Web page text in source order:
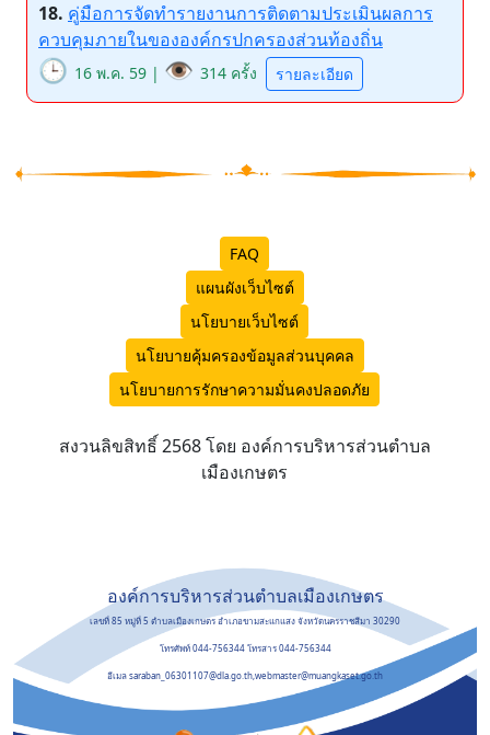
18. คู่มือการจัดทำรายงานการติดตามประเมินผลการ
ควบคุมภายในขององค์กรปกครองส่วนท้องถิ่น
🕒 16 พ.ค. 59 | 👁️ 314 ครั้ง รายละเอียด
FAQ
แผนผังเว็บไซต์
นโยบายเว็บไซต์
นโยบายคุ้มครองข้อมูลส่วนบุคคล
นโยบายการรักษาความมั่นคงปลอดภัย
สงวนลิขสิทธิ์ 2568 โดย องค์การบริหารส่วนตำบล
เมืองเกษตร
องค์การบริหารส่วนตำบลเมืองเกษตร
เลขที่ 85 หมู่ที่ 5 ตำบลเมืองเกษตร อำเภอขามสะแกแสง จังหวัดนครราชสีมา 30290
โทรศัพท์ 044-756344 โทรสาร 044-756344
อีเมล saraban_06301107@dla.go.th,webmaster@muangkaset.go.th